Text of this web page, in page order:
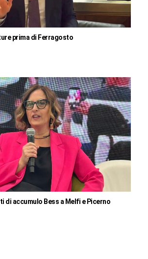
prima di Ferragosto
di accumulo Bess a Melfi e Picerno